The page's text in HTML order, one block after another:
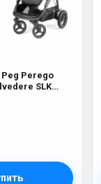
Peg Perego
SLK